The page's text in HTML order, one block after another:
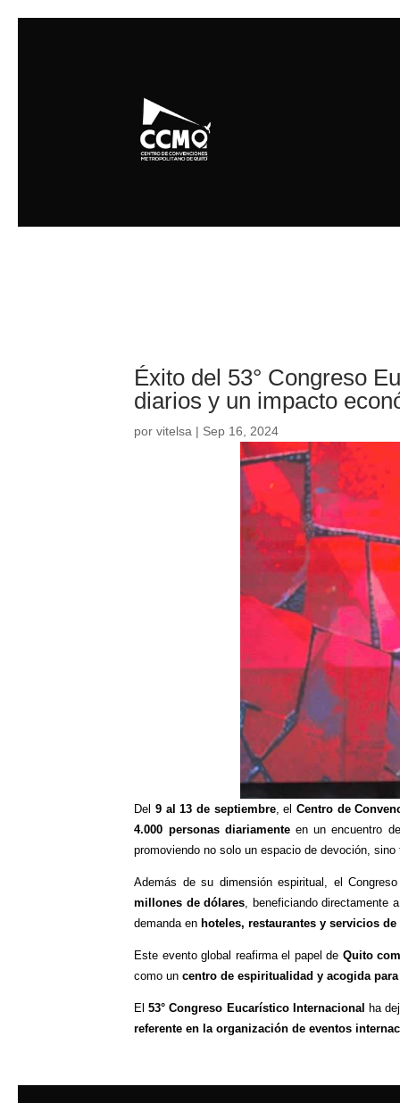
Éxito del 53° Congreso
diarios y un impacto
porvitelsa | Sep 16, 2024
Del9 al 13 de septiembre, el Centro de
4.000 personas diariamenteen un encuentro de
promoviendo no solo un espacio de devoción,
Además de su dimensión espiritual, el
millones de dólares , beneficiando directamente
demanda enhoteles, restaurantes y servicios
Este evento global reafirma el papel de Quito
como uncentro de espiritualidad y acogida
El53° Congreso Eucarístico Internacional ha
referente en la organización de eventos